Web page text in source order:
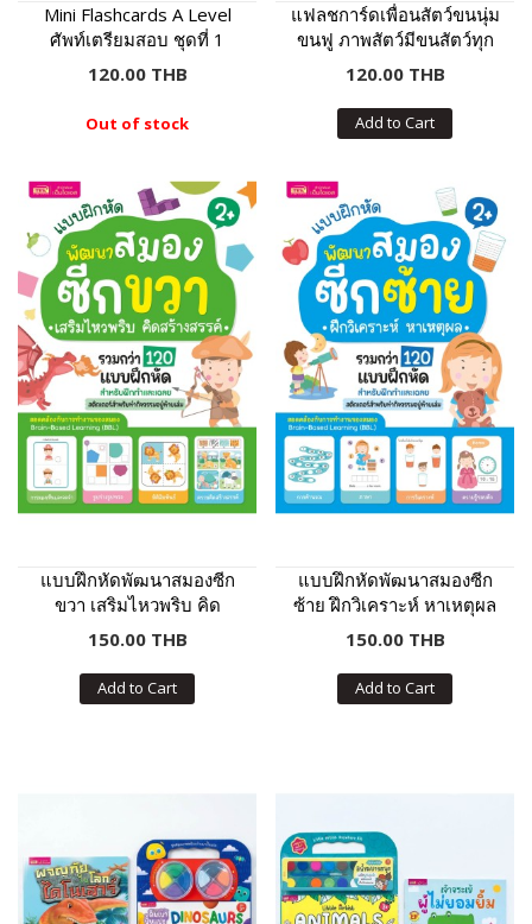
Mini Flashcards A Level
ศัพท์เตรียมสอบ ชุดที่ 1
120.00 THB
Out of stock
แฟลชการ์ดเพื่อนสัตว์ขนนุ่ม
ขนฟู ภาพสัตว์มีขนสัตว์ทุก
แผ่น พร้อมคำศัพท์ 3 ภาษา
ฝึกเขียนได้
120.00 THB
Add to Cart
แบบฝึกหัดพัฒนาสมองซีก
ขวา เสริมไหวพริบ คิด
สร้างสรรค์
150.00 THB
Add to Cart
แบบฝึกหัดพัฒนาสมองซีก
ซ้าย ฝึกวิเคราะห์ หาเหตุผล
150.00 THB
Add to Cart